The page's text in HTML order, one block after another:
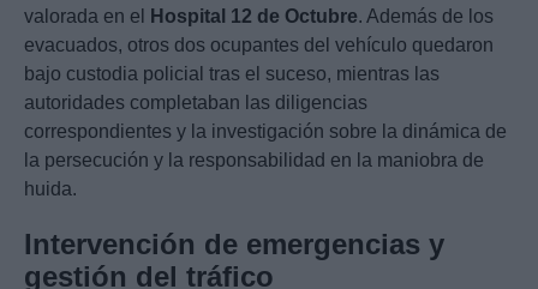
valorada en el
Hospital 12 de Octubre. Además de los
evacuados, otros dos ocupantes del vehículo quedaron
bajo custodia policial tras el suceso, mientras las
autoridades completaban las diligencias
correspondientes y la investigación sobre la dinámica de
la persecución y la responsabilidad en la maniobra de
huida.
Intervención de emergencias y
gestión del tráfico